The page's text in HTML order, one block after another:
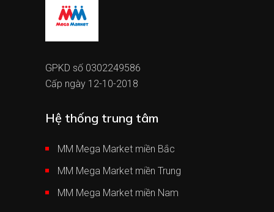
GPKD số 0302249586
Cấp ngày 12-10-2018
Hệ thống trung tâm
MM Mega Market miền Bắc
MM Mega Market miền Trung
MM Mega Market miền Nam